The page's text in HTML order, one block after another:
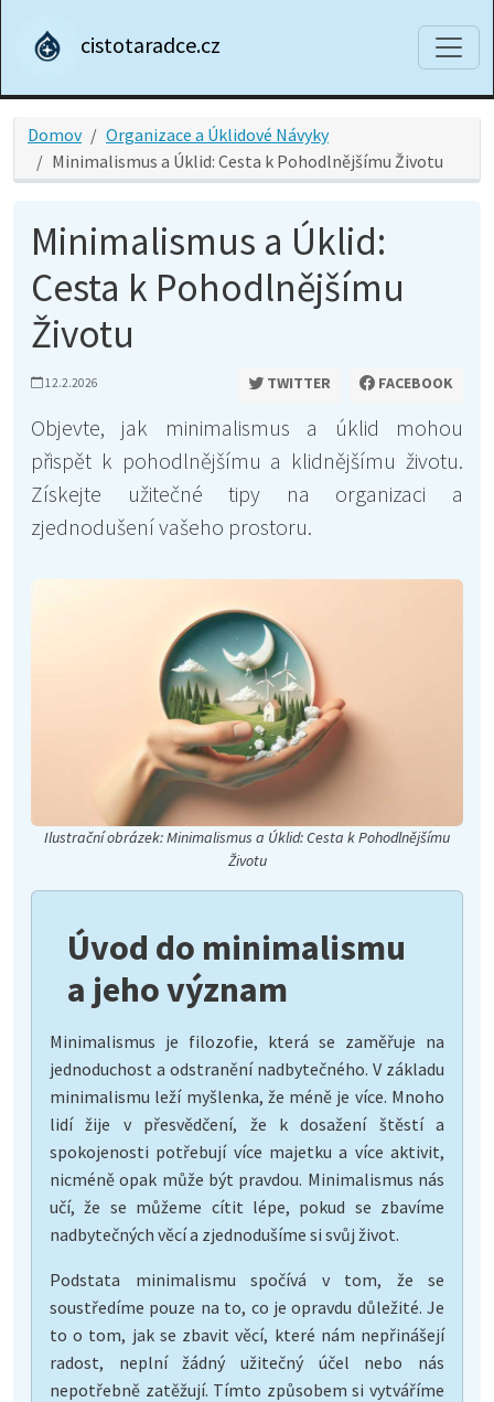
cistotaradce.cz
Domov
Organizace a Úklidové Návyky
Minimalismus a Úklid: Cesta k Pohodlnějšímu Životu
Minimalismus a Úklid:
Cesta k Pohodlnějšímu
Životu
12.2.2026 TWITTER FACEBOOK
Objevte, jak minimalismus a úklid mohou
přispět k pohodlnějšímu a klidnějšímu životu.
Získejte užitečné tipy na organizaci a
zjednodušení vašeho prostoru.
Ilustrační obrázek: Minimalismus a Úklid: Cesta k Pohodlnějšímu
Životu
Úvod do minimalismu
a jeho význam
Minimalismus je filozofie, která se zaměřuje na
jednoduchost a odstranění nadbytečného. V základu
minimalismu leží myšlenka, že méně je více. Mnoho
lidí žije v přesvědčení, že k dosažení štěstí a
spokojenosti potřebují více majetku a více aktivit,
nicméně opak může být pravdou. Minimalismus nás
učí, že se můžeme cítit lépe, pokud se zbavíme
nadbytečných věcí a zjednodušíme si svůj život.
Podstata minimalismu spočívá v tom, že se
soustředíme pouze na to, co je opravdu důležité. Je
to o tom, jak se zbavit věcí, které nám nepřinášejí
radost, neplní žádný užitečný účel nebo nás
nepotřebně zatěžují. Tímto způsobem si vytváříme